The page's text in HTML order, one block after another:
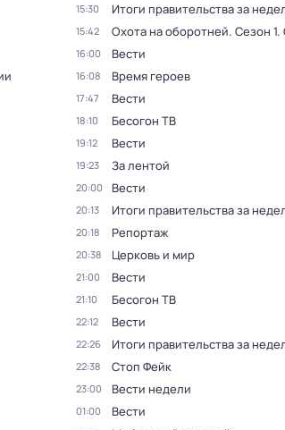
15:30 Итоги правительства за
15:42 Охота на оборотней. Сезон 1.
16:00 Вести
16:08 Время героев
17:47 Вести
18:10 Бесогон ТВ
19:12 Вести
19:23 За лентой
20:00 Вести
20:13 Итоги правительства за
20:18 Репортаж
20:38 Церковь и мир
21:00 Вести
21:10 Бесогон ТВ
22:12 Вести
22:26 Итоги правительства за
22:38 Стоп Фейк
23:00 Вести недели
01:00 Вести